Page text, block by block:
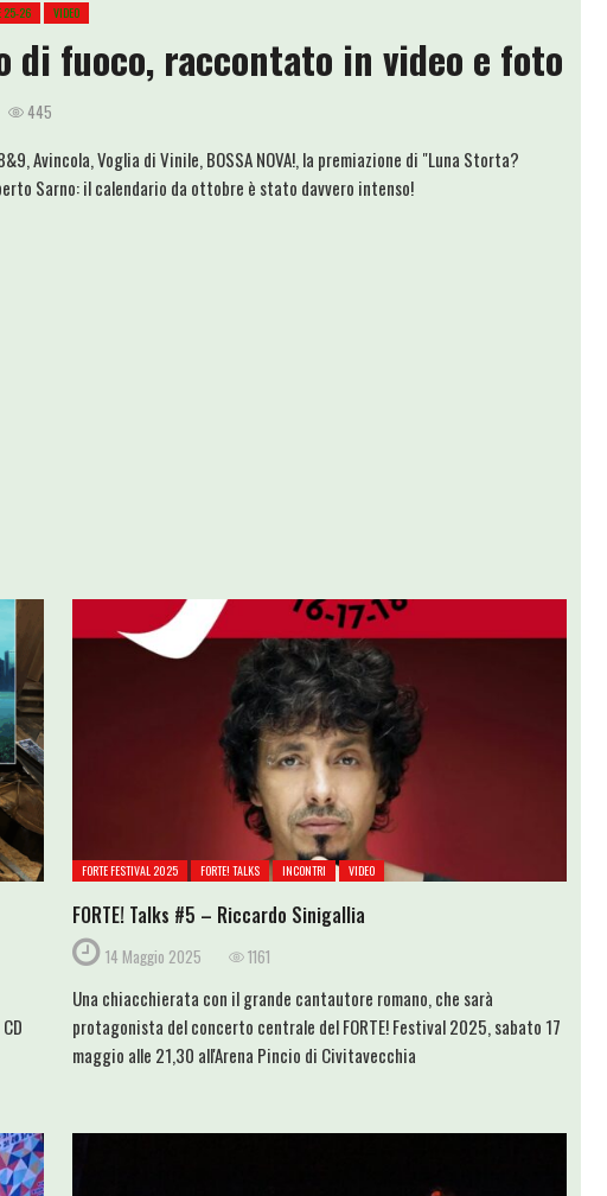
25-26 VIDEO
di fuoco, raccontato in video e foto
445
Avincola, Voglia di Vinile, BOSSA NOVA!, la premiazione di "Luna Storta?
Sarno: il calendario da ottobre è stato davvero intenso!
FORTE FESTIVAL 2025 FORTE! TALKS INCONTRI VIDEO
FORTE! Talks #5 – Riccardo Sinigallia
14 Maggio 2025 1161
Una chiacchierata con il grande cantautore romano, che sarà
protagonista del concerto centrale del FORTE! Festival 2025, sabato 17
maggio alle 21,30 all'Arena Pincio di Civitavecchia